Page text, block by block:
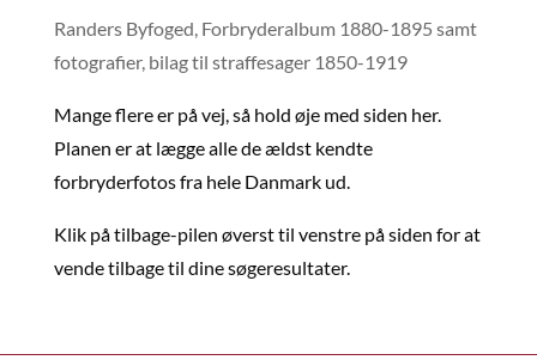
Randers Byfoged, Forbryderalbum 1880-1895 samt
fotografier, bilag til straffesager 1850-1919
Mange flere er på vej, så hold øje med siden her.
Planen er at lægge alle de ældst kendte
forbryderfotos fra hele Danmark ud.
Klik på tilbage-pilen øverst til venstre på siden for at
vende tilbage til dine søgeresultater.